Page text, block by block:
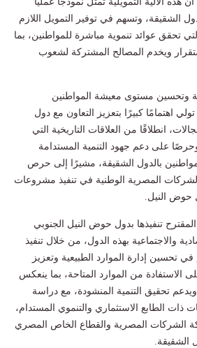
الشقيقة، وتسهم في توفير التمويل اللازم
تحقق عوائد تنموية مباشرة للمواطنين، بما
ويخدم المصالح المشتركة لشعوب
وتحسين مستوى معيشة المواطنين
اهتمامًا كبيرًا بتعزيز التعاون مع دول
انطلاقًا من العلاقات التاريخية التي
على دعم جهود التنمية المستدامة
بالدول الشقيقة، مشيرًا إلى حرص
المصرية الوطنية في تنفيذ مشروعات
حوض النيل.
تنفيذها بدول حوض النيل الجنوبي
والاجتماعية بهذه الدول، من خلال تنفيذ
إدارة الموارد الطبيعية وتعزيز
الاستفادة من الموارد المتاحة، بما ينعكس
ويدعم تحقيق التنمية المنشودة، مع دراسة
الطابع الاستثماري والتنموي المستدام،
الشركات المصرية والقطاع الخاص المصري
الشقيقة.